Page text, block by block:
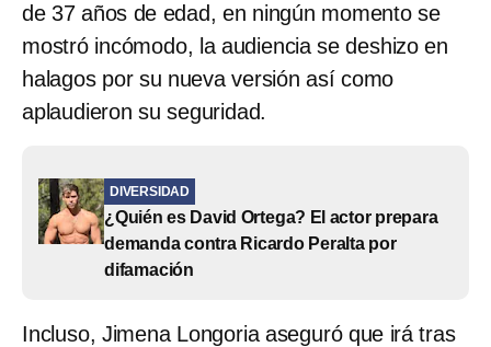
de 37 años de edad, en ningún momento se
mostró incómodo, la audiencia se deshizo en
halagos por su nueva versión así como
aplaudieron su seguridad.
DIVERSIDAD
¿Quién es David Ortega? El actor prepara
demanda contra Ricardo Peralta por
difamación
Incluso, Jimena Longoria aseguró que irá tras